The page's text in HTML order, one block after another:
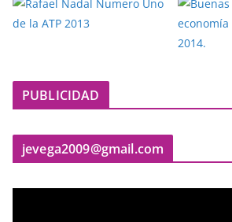
PUBLICIDAD
jevega2009@gmail.com